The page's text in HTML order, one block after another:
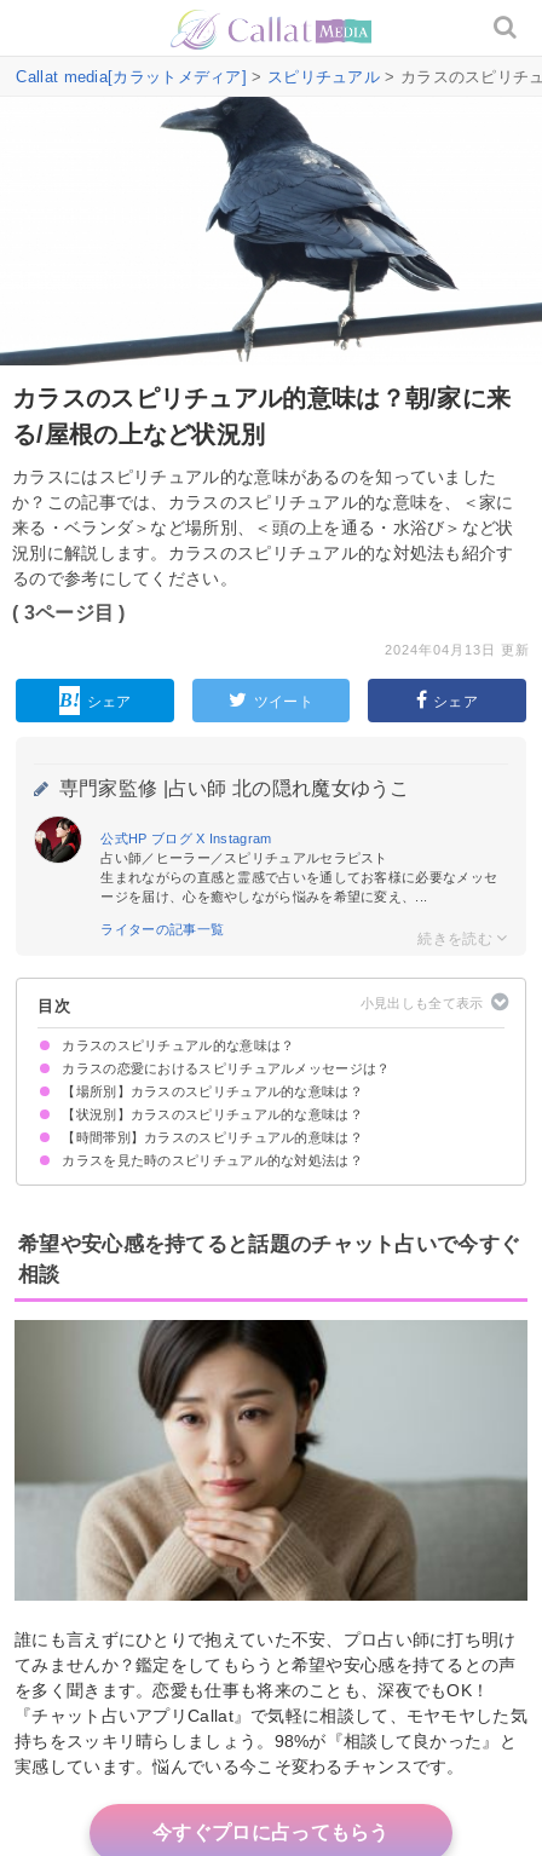
Callat media[カラットメディア] > スピリチュアル > カラスのスピリチ
カラスのスピリチュアル的意味は？朝/家に来
る/屋根の上など状況別
カラスにはスピリチュアル的な意味があるのを知っていました
か？この記事では、カラスのスピリチュアル的な意味を、＜家に
来る・ベランダ＞など場所別、＜頭の上を通る・水浴び＞など状
況別に解説します。カラスのスピリチュアル的な対処法も紹介す
るので参考にしてください。
( 3ページ目 )
2024年04月13日 更新
シェア ツイート シェア
専門家監修 | 占い師 北の隠れ魔女ゆうこ
公式HP ブログX Instagram
占い師／ヒーラー／スピリチュアルセラピスト
生まれながらの直感と霊感で占いを通してお客様に必要なメッセ
ージを届け、心を癒やしながら悩みを希望に変え、...
ライターの記事一覧
目次
カラスのスピリチュアル的な意味は？
①神様のメッセンジャー
②幸運を告げる鳥
③知恵や閃きを授ける
④魔除け・邪気払い
⑤あの世とこの世を繋ぐもの
状況によって意味が決まる
カラスの恋愛におけるスピリチュアルメッセージは？
1羽のカラスを見たら恋愛運の上昇
2羽のカラスを見たらパートナーとの関係が順調なサイン
カラスの大群を見たら恋愛運の低下
【場所別】カラスのスピリチュアル的な意味は？
カラスが家に来るスピリチュアル的意味
カラスがベランダに来る時のスピリチュアル的意味
カラスが庭に来る時のスピリチュアル的意味
お墓参りでカラスを見る時のスピリチュアル的意味
カラスが神社・お寺に来る時のスピリチュアル的意味
カラスが屋根の上に来る時のスピリチュアル的意味
【状況別】カラスのスピリチュアル的な意味は？
カラスが頭の上を通るスピリチュアル的意味
カラスが水浴びしている時のスピリチュアル的意味
カラスに襲われる時のスピリチュアル的意味
カラスが近寄ってくる時のスピリチュアル的意味
カラスの鳴き声が大きな時のスピリチュアル的意味
カラスが目の前に現れる時のスピリチュアル的意味
カラスが喧嘩している時のスピリチュアル的意味
カラスが窓にぶつかる時のスピリチュアル的意味
【時間帯別】カラスのスピリチュアル的意味は？
朝にカラスを見るスピリチュアル的意味
昼にカラスを見るスピリチュアル的意味
夜にカラスを見るスピリチュアル的意味
カラスを見た時のスピリチュアル的な対処法は？
メッセージを受け取り生活に活かす
無理に追い払おうとしない
希望や安心感を持てると話題のチャット占いで今すぐ
相談
誰にも言えずにひとりで抱えていた不安、プロ占い師に打ち明け
てみませんか？鑑定をしてもらうと希望や安心感を持てるとの声
を多く聞きます。恋愛も仕事も将来のことも、深夜でもOK！
『チャット占いアプリCallat』で気軽に相談して、モヤモヤした気
持ちをスッキリ晴らしましょう。98%が『相談して良かった』と
実感しています。悩んでいる今こそ変わるチャンスです。
今すぐプロに占ってもらう